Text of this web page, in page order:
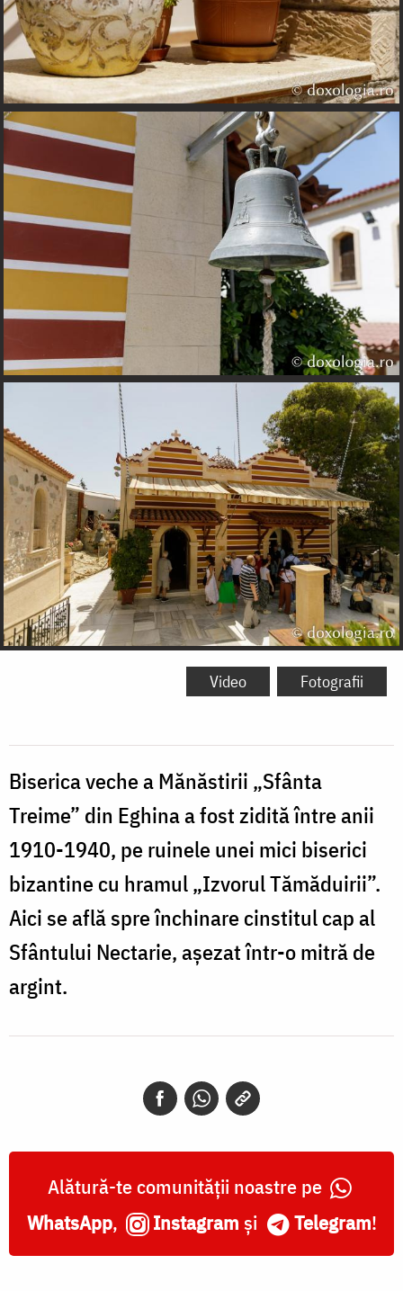
Video Fotografii
Biserica veche a Mănăstirii „Sfânta
Treime” din Eghina a fost zidită între anii
1910-1940, pe ruinele unei mici biserici
bizantine cu hramul „Izvorul Tămăduirii”.
Aici se află spre închinare cinstitul cap al
Sfântului Nectarie, așezat într-o mitră de
argint.
Alătură-te comunității noastre pe
WhatsApp, Instagram și Telegram!